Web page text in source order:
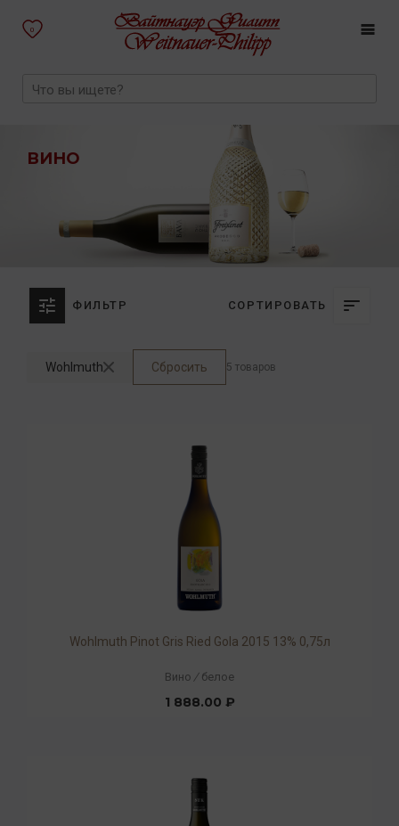
0
ВИНО
ФИЛЬТР СОРТИРОВАТЬ
Wohlmuth Сбросить 5 товаров
Wohlmuth Pinot Gris Ried Gola 2015 13% 0,75л
Вино / белое
1 888.00 ₽